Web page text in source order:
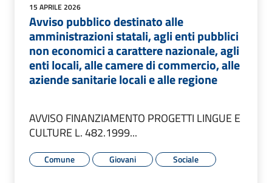
15 APRILE 2026
Avviso pubblico destinato alle
amministrazioni statali, agli enti pubblici
non economici a carattere nazionale, agli
enti locali, alle camere di commercio, alle
aziende sanitarie locali e alle regione
AVVISO FINANZIAMENTO PROGETTI LINGUE E
CULTURE L. 482.1999...
Comune Giovani Sociale